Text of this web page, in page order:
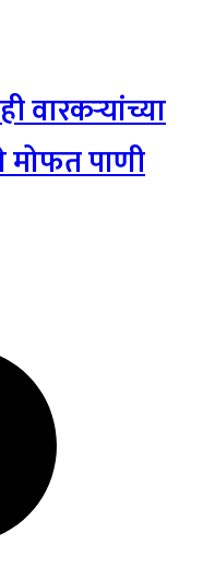
वारकऱ्यांच्या
पाणी